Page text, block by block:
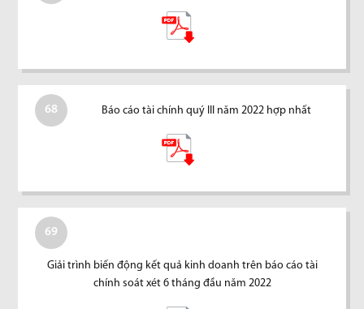
68 Báo cáo tài chính quý III năm 2022 hợp nhất
69
Giải trình biến động kết quả kinh doanh trên báo cáo tài
chính soát xét 6 tháng đầu năm 2022